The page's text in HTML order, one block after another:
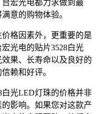
宏光电都力求做到最
意的购物体验。
格因素外，更重要的是
光电的贴片3528白光
果、长寿命以及良好的
赖和好评。
光LED灯珠的价格并非
影响。如果您对这款产